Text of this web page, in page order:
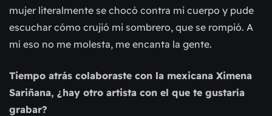
mujer literalmente se chocó contra mi cuerpo y pude
escuchar cómo crujió mi sombrero, que se rompió. A
mí eso no me molesta, me encanta la gente.
Tiempo atrás colaboraste con la mexicana Ximena
Sariñana, ¿hay otro artista con el que te gustaría
grabar?